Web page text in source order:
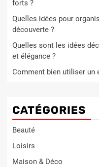
forts ?
Quelles idées pour
découverte ?
Quelles sont les idées
et élégance ?
Comment bien utiliser un
CATÉGORIES
Beauté
Loisirs
Maison & Déco